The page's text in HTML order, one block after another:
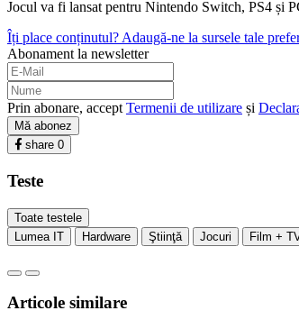
Jocul va fi lansat pentru Nintendo Switch, PS4 și
Îți place conținutul? Adaugă-ne la sursele tale
Abonament la newsletter
Prin abonare, accept Termenii de utilizare și
Mă abonez
share 0
Teste
Toate testele
Lumea IT
Hardware Ştiinţă Jocuri Film +
Articole similare